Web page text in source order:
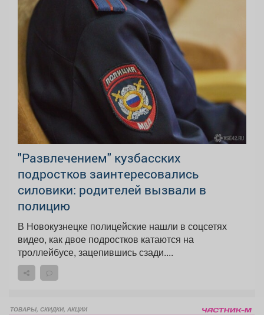
"Развлечением" кузбасских
подростков заинтересовались
силовики: родителей вызвали в
полицию
В Новокузнецке полицейские нашли в соцсетях
видео, как двое подростков катаются на
троллейбусе, зацепившись сзади....
ТОВАРЫ, СКИДКИ, АКЦИИ